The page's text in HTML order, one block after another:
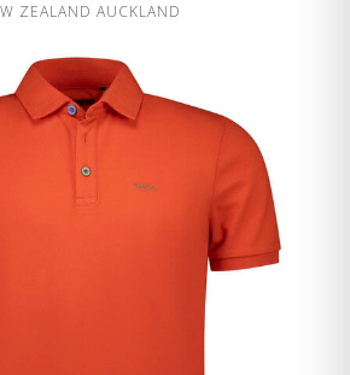
ZEALAND AUCKLAND